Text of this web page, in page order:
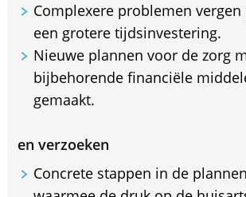
Complexere problemen
een grotere tijdsinvestering.
Nieuwe plannen voor de zorg
bijbehorende financiële
gemaakt.
en verzoeken
Concrete stappen in de